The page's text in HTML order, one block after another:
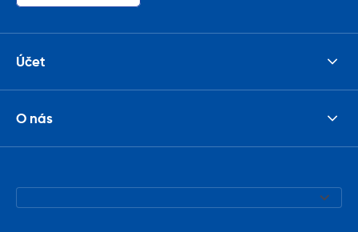
Účet
O nás